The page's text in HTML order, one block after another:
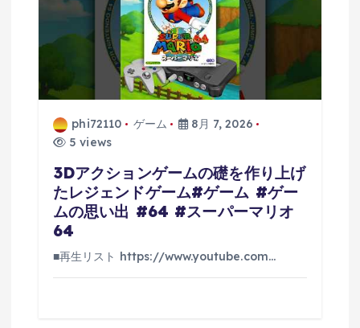
phi72110 ゲーム
8月 7, 2026
5 views
3Dアクションゲームの礎を作り上げ
たレジェンドゲーム#ゲーム #ゲー
ムの思い出 #64 #スーパーマリオ
64
■再生リスト https://www.youtube.com…